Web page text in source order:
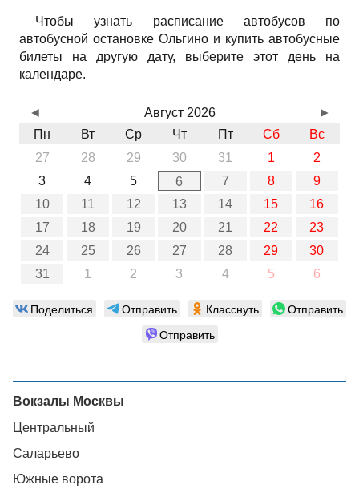
Чтобы узнать расписание автобусов по
автобусной остановке Ольгино и купить автобусные
билеты на другую дату, выберите этот день на
календаре.
Август 2026
Пн
Вт Ср Чт Пт Сб
Вс
27
28 29 30 31 1
2
3
4 5 6 7 8
9
10
11 12 13 14 15
16
17
18 19 20 21 22
23
24
25 26 27 28 29
30
31
1 2 3 4 5 6
◄ ►
Поделиться Отправить Класснуть
Отправить
Отправить
Вокзалы Москвы
Центральный
Саларьево
Южные ворота